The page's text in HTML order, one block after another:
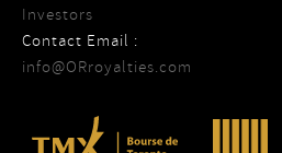
Investors
Contact Email :
info@ORroyalties.com